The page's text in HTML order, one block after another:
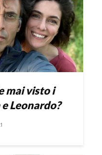
mai visto i
Leonardo?